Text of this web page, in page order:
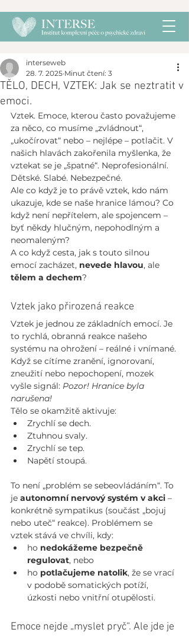
TĚLO, DECH, VZTEK: Jak se neztratit v
emoci.
interseweb
28. 7. 2025 Minut čtení: 3
Vztek. Emoce, kterou často považujeme
za něco, co musíme „zvládnout“,
„ukočírovat“ nebo – nejlépe – potlačit. V
našich hlavách zakořenila myšlenka, že
vztekat se je „špatné“. Neprofesionální.
Dětské. Slabé. Nebezpečné.
Ale co když je to právě vztek, kdo nám
ukazuje, kde se naše hranice lámou? Co
když není nepřítelem, ale spojencem –
byť někdy hlučným, nepohodlným a
neomaleným?
A co když cesta, jak s touto silnou
emocí zacházet, nevede hlavou, ale
tělem a dechem?
Vztek jako přirozená reakce
Vztek je jednou ze základních emocí. Je
to rychlá, obranná reakce našeho
systému na ohrožení – reálné i vnímané.
Když se cítíme zranění, ignorovaní,
zneužití nebo nepochopení, mozek
vyšle signál: Pozor! Hranice byla
narušena!
Tělo se okamžitě aktivuje:
Zrychlí se dech.
Ztuhnou svaly.
Zrychlí se tep.
Napětí stoupá.
To není „problém se sebeovládáním“. To
je autonomní nervový systém v akci –
konkrétně sympatikus (součást „bojuj
nebo uteč“ reakce). Problémem se
vztek stává ve chvíli, kdy:
ho nedokážeme bezpečně
regulovat, nebo
ho potlačujeme natolik, že se vrací
v podobě somatických potíží,
úzkosti nebo vnitřní otupělosti.
Emoce nejde „myslet pryč“. Ale jde je